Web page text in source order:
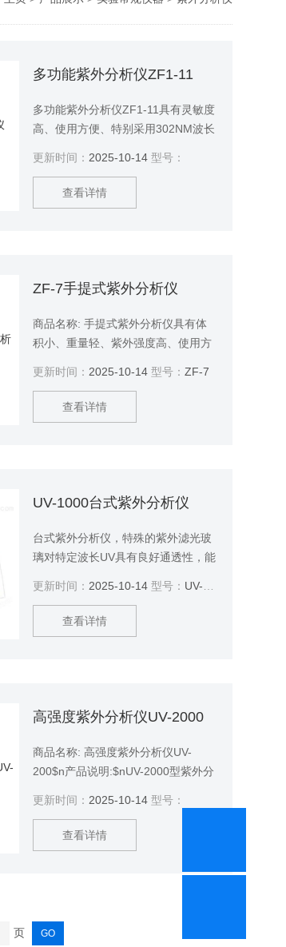
多功能紫外分析仪ZF1-11
多功能紫外分析仪ZF1-11具有灵敏度
高、使用方便、特别采用302NM波长
仪的更新换代产品。
更新时间： 2025-10-14型号：
查看详情
ZF-7手提式紫外分析仪
商品名称: 手提式紫外分析仪具有体
积小、重量轻、紫外强度高、使用方
更新时间： 2025-10-14型号： ZF-7
查看详情
UV-1000台式紫外分析仪
台式紫外分析仪，特殊的紫外滤光玻
璃对特定波长UV具有良好通透性，能
条带的信号捕捉能力增强。
更新时间： 2025-10-14型号： UV-1000
查看详情
高强度紫外分析仪UV-2000
商品名称: 高强度紫外分析仪UV-
200$n产品说明:$nUV-2000型紫外分
分析仪器。$nUV-2000型紫外分析仪
具有灵敏度高、使用方便、特别采用
302NM波长对样品的破坏作用更小，
更新时间： 2025-10-14型号：
查看详情
页